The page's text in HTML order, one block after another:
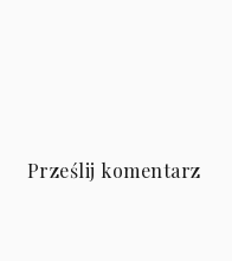
Prześlij komentarz